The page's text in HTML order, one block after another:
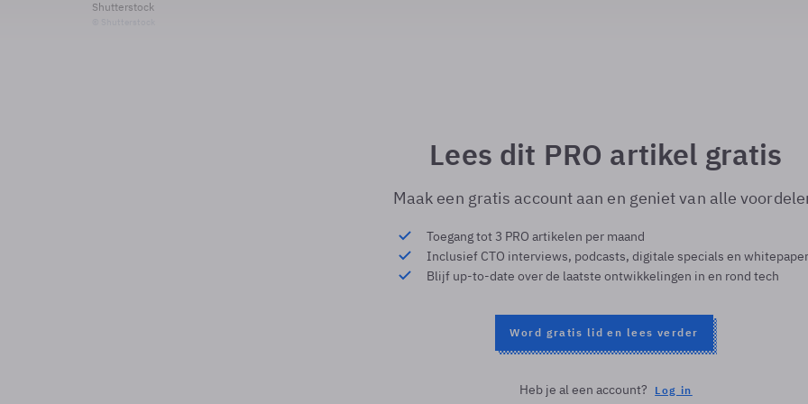
Shutterstock
Lees dit PRO artikel gratis
Maak een gratis account aan en geniet van alle
Toegang tot 3 PRO artikelen per maand
Inclusief CTO interviews, podcasts, digitale specials en
Blijf up-to-date over de laatste ontwikkelingen in en rond tech
Word gratis lid en lees verder
Heb je al een account? Log in